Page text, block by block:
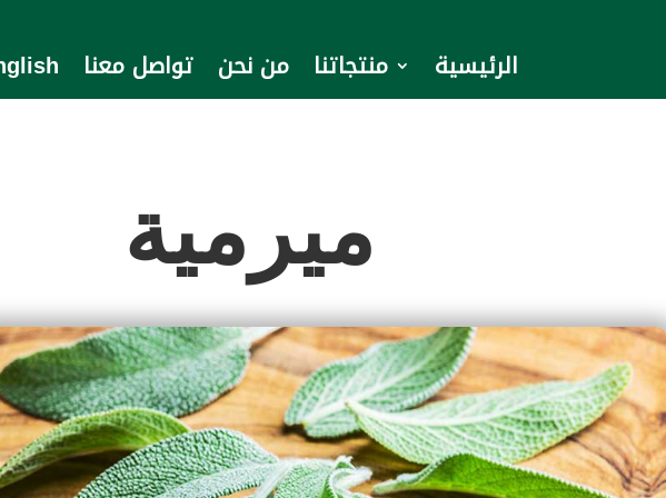
الرئيسية منتجاتنا من نحن تواصل معنا
ميرمية